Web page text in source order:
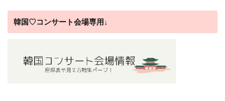
韓国♡コンサート会場専用↓